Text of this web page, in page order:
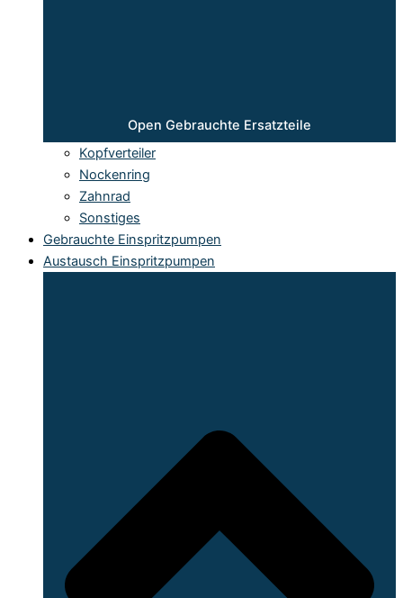
Open Gebrauchte Ersatzteile
Kopfverteiler
Nockenring
Zahnrad
Sonstiges
Gebrauchte Einspritzpumpen
Austausch Einspritzpumpen